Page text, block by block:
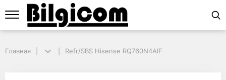
Refr/SBS Hisense RQ760N4AIF
Главная Refr/SBS Hisense RQ760N4AIF